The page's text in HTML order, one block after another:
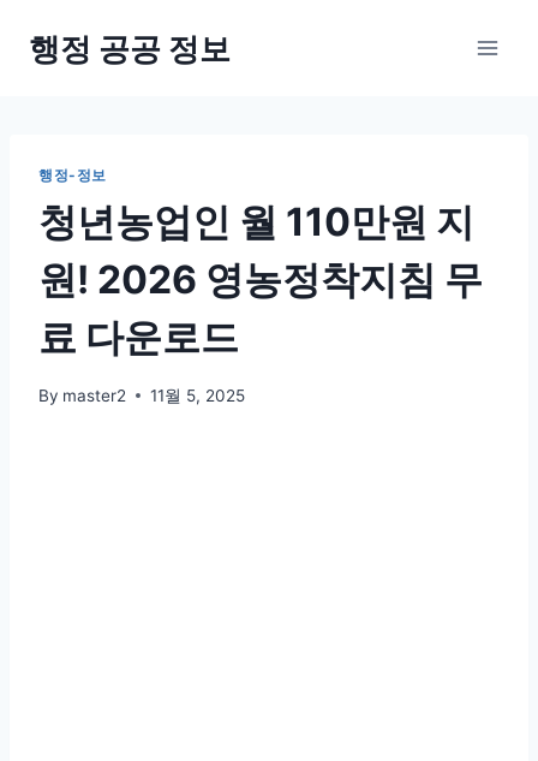
행정 공공 정보
행정-정보
청년농업인 월 110만원 지
원! 2026 영농정착지침 무
료 다운로드
By master2 11월 5, 2025